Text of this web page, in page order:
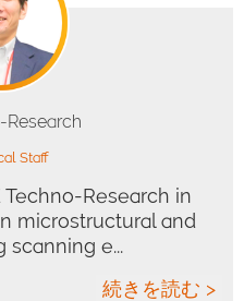
Research
Staff
Research in
microstructural and
scanning e...
続きを読む >